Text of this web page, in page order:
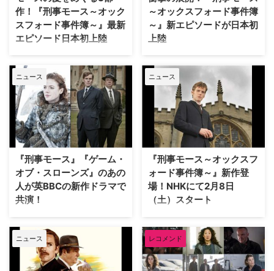
とが決定した。 当初は新米だっ
たが、サーズデイ…
作！『刑事モース～オック
スフォード事件簿～』最新
エピソード日本初上陸
大人気の英国ミステリードラマ
『刑事モース～オックスフォード
事件簿～』最新エピソードの日本
初上陸が決定。モースの愛をめぐ
る3部作が、2021年1月2日（土）
18：00よりWOWOWプライムに
て放送される。 コリン・デクス
ターによる小説「モース警部」シ
『主任警部モース』の主人公モー
スの若き日々を…
～オックスフォード事件簿
～』新エピソードが日本初
上陸
コリン・デクスターの人気小説を
ドラマ化した『主任警部モース』
の主人公の若き頃を描く『刑事モ
ース～オックスフォード事件簿
～』。その新たなエピソードが日
本初上陸となる。 7月24日（金・
祝）13：00よりWOWOWプライ
ムで放送されるのは、2019年2月
された第26・第27話。カウリー
署が閉…
ニュース
『刑事モース』『ゲーム・
オブ・スローンズ』のあの
人が英BBCの新作ドラマで
共演！
英BBCが、本年度アカデミー賞主
演女優賞にノミネートされている
『ジュディ 虹の彼方に』の脚本
を執筆したほか、『恋愛後遺症』
『私立探偵ストライク』といった
ニュース
『刑事モース～オックスフ
ォード事件簿～』新作登
場！NHKにて2月8日
（土）スタート
英国ミステリードラマ『主任警部
モース』が好評放送中のNHK BS
プレミアムにて、そのモースの若
き頃を描く『刑事モース～オック
スフォード事件簿～』が2月8日
ニュース レコメンド